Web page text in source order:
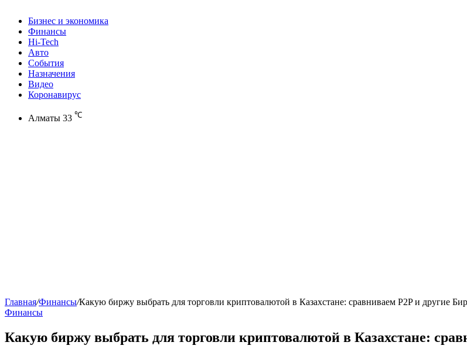
Бизнес и экономика
Финансы
Hi-Tech
Авто
События
Назначения
Видео
Коронавирус
Алматы 33 ℃
Главная/Финансы/Какую биржу выбрать для торговли криптовалютой в Казахстане: сравниваем P2P и другие
Финансы
Какую биржу выбрать для торговли криптовалютой в Казахстане: